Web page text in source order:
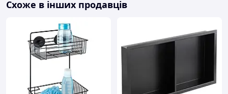
Схоже в інших продавців